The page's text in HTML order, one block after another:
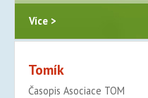
Více >
Tomík
Časopis Asociace TOM